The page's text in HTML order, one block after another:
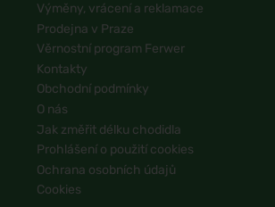
Výměny, vrácení a reklamace
Prodejna v Praze
Věrnostní program Ferwer
Kontakty
Obchodní podmínky
O nás
Jak změřit délku chodidla
Prohlášení o použití cookies
Ochrana osobních údajů
Cookies